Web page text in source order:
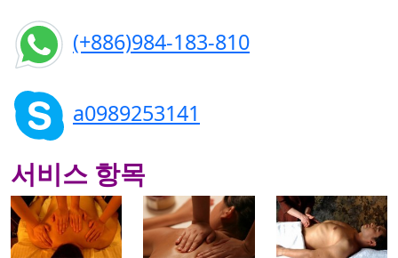
(+886)984-183-810
a0989253141
서비스 항목
500x500 500x500 500x500